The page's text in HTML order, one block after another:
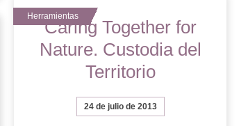
Caring Together for
Nature. Custodia del
Territorio
24 de julio de 2013